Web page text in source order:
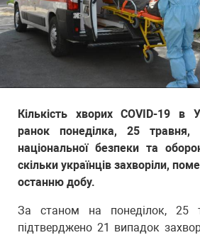
Кількість хворих COVID-19 в
ранок понеділка, 25 травня,
національної безпеки та
скільки українців захворіли,
останню добу.
За станом на понеділок, 25
підтверджено 21 випадок